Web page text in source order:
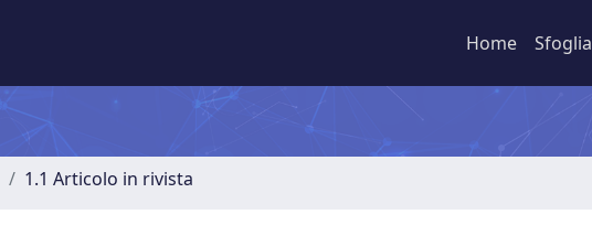
Home Sfoglia
1.1 Articolo in rivista